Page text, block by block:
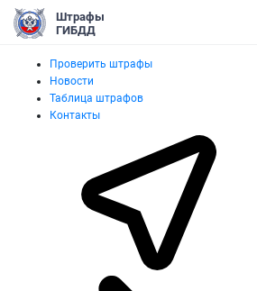
Штрафы
ГИБДД
Проверить штрафы
Новости
Таблица штрафов
Контакты